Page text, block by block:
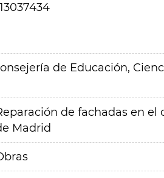
de Educación,
de fachadas en
Madrid